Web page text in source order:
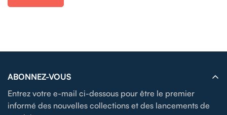
ABONNEZ-VOUS
Entrez votre e-mail ci-dessous pour être le premier
informé des nouvelles collections et des lancements de